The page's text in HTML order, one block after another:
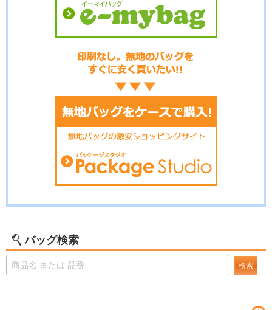
バッグ検索
検索